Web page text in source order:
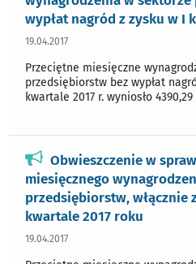
wypłat nagród z zysku w I
19.04.2017
Przeciętne miesięczne
przedsiębiorstw bez wypłat
kwartale 2017 r. wyniosło 4390,29
Obwieszczenie w
miesięcznego
przedsiębiorstw, włącznie
kwartale 2017 roku
19.04.2017